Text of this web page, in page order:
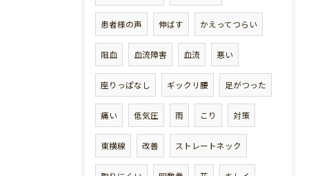
患者様の声 伸ばす かえってつらい
阻血 血流障害 血流 悪い
座りっぱなし ギックリ腰 足がつった
痛い 低気圧 雨 こり 対策
東横線 改善 ストレートネック